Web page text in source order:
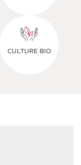
CULTURE BIO